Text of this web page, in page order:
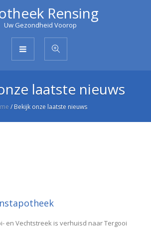
Rensing
Uw Gezondheid Voorop
laatste nieuws
/ Bekijk onze laatste nieuws
en Vechtstreek is verhuisd naar Tergooi